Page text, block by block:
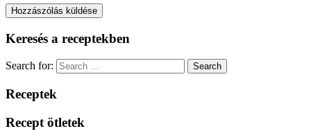
Keresés a receptekben
Search for: Search
Receptek
Recept ötletek